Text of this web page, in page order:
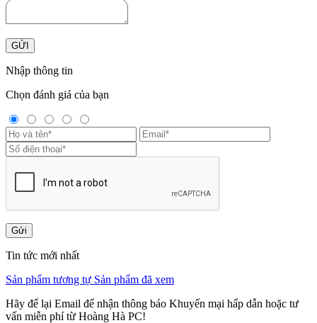
GỬI
Nhập thông tin
Chọn đánh giá của bạn
Gửi
Tin tức mới nhất
Sản phẩm tương tự Sản phẩm đã xem
Hãy để lại Email để nhận thông báo Khuyến mại hấp dẫn hoặc tư
vấn miễn phí từ Hoàng Hà PC!